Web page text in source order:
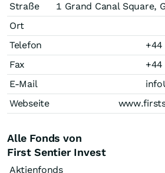
Straße
1 Grand Canal Square,
Ort
Telefon
Fax
E-Mail
Webseite
Alle Fonds von
First Sentier Invest
Aktienfonds